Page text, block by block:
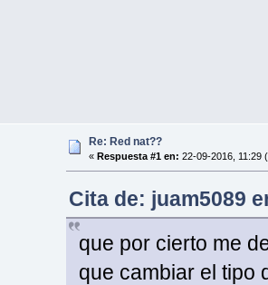
Re: Red nat??
« Respuesta #1 en: 22-09-2016, 11:29
Cita de: juam5089
que por cierto me
que cambiar el tipo